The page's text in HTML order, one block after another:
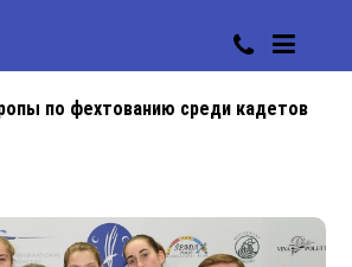
по фехтованию среди кадетов